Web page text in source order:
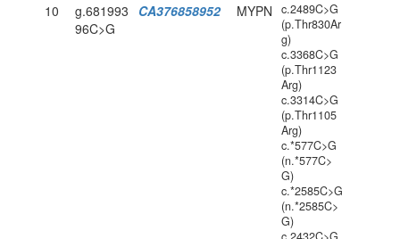
10
g.681993
96C>G
CA376858952 MYPN
c.2489C>G
(p.Thr830Ar
g)
c.3368C>G
(p.Thr1123
Arg)
c.3314C>G
(p.Thr1105
Arg)
c.*577C>G
(n.*577C>
G)
c.*2585C>G
(n.*2585C>
G)